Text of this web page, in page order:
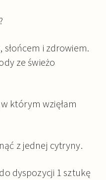
i zdrowiem.
ze świeżo
którym wzięłam
z jednej cytryny.
dyspozycji 1 sztukę